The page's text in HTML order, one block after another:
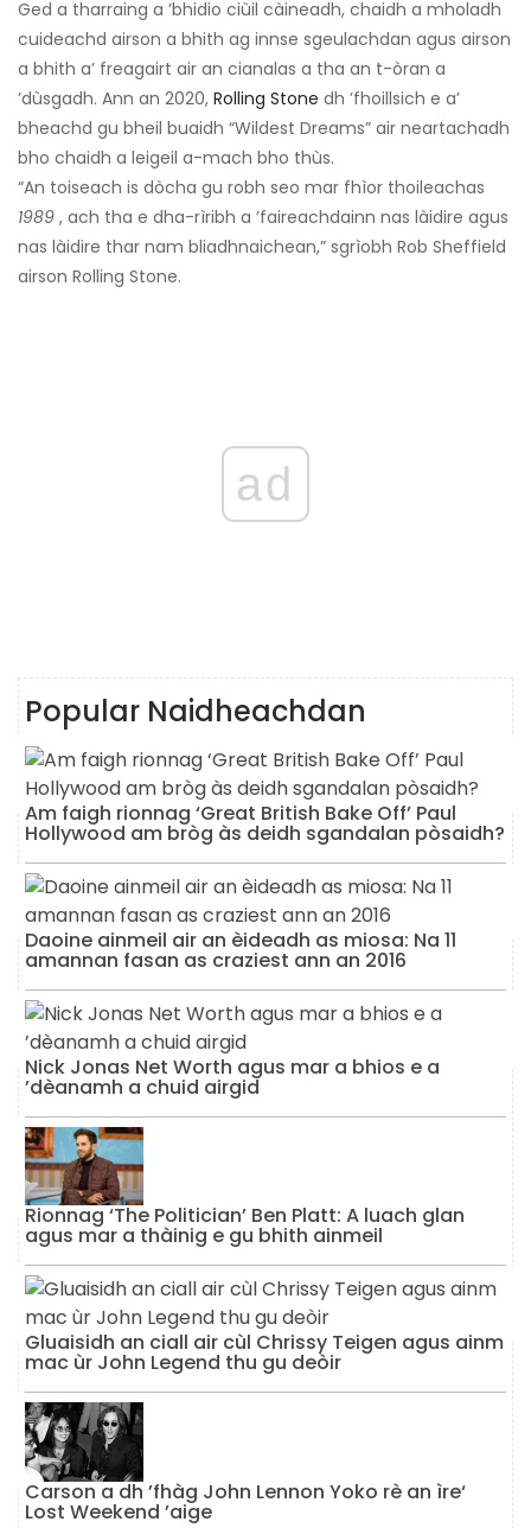
Ged a tharraing a ’bhidio ciùil càineadh, chaidh a mholadh
cuideachd airson a bhith ag innse sgeulachdan agus airson
a bhith a’ freagairt air an cianalas a tha an t-òran a
’dùsgadh. Ann an 2020, Rolling Stone dh ’fhoillsich e a’
bheachd gu bheil buaidh “Wildest Dreams” air neartachadh
bho chaidh a leigeil a-mach bho thùs.
“An toiseach is dòcha gu robh seo mar fhìor thoileachas
1989 , ach tha e dha-rìribh a ’faireachdainn nas làidire agus
nas làidire thar nam bliadhnaichean,” sgrìobh Rob Sheffield
airson Rolling Stone.
ad
Popular Naidheachdan
Am faigh rionnag ‘Great British Bake Off’ Paul
Hollywood am bròg às deidh sgandalan pòsaidh?
Daoine ainmeil air an èideadh as miosa: Na 11
amannan fasan as craziest ann an 2016
Nick Jonas Net Worth agus mar a bhios e a
’dèanamh a chuid airgid
Rionnag ‘The Politician’ Ben Platt: A luach glan
agus mar a thàinig e gu bhith ainmeil
Gluaisidh an ciall air cùl Chrissy Teigen agus ainm
mac ùr John Legend thu gu deòir
Carson a dh ’fhàg John Lennon Yoko rè an ìre‘
Lost Weekend ’aige